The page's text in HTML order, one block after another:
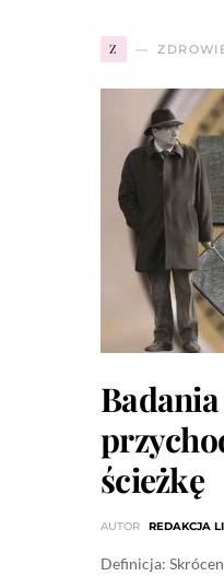
Z
ścieżkę
AUTOR REDAKCJA
Definicja: